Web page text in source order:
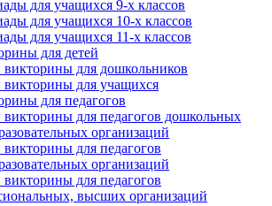
для учащихся 9-х классов
для учащихся 10-х классов
для учащихся 11-х классов
для детей
для дошкольников
для учащихся
для педагогов
для педагогов дошкольных
организаций
для педагогов
организаций
для педагогов
высших организаций